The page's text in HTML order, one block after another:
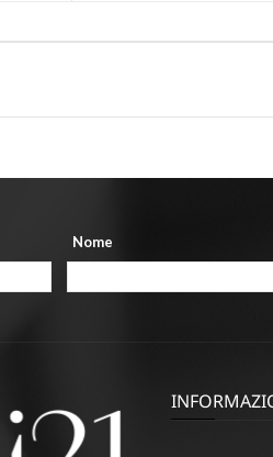
Nome